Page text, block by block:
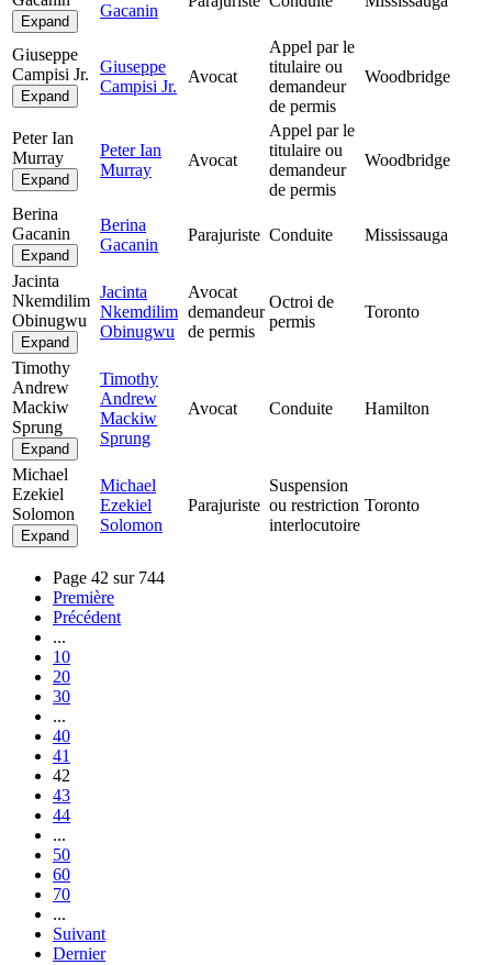
Expand
Gacanin
Giuseppe
Campisi Jr.
Expand
Giuseppe
Campisi Jr.
Avocat
Appel par le
titulaire ou
demandeur
de permis
Woodbridge
Peter Ian
Murray
Expand
Peter Ian
Murray
Avocat
Appel par le
titulaire ou
demandeur
de permis
Woodbridge
Berina
Gacanin
Expand
Berina
Gacanin
Parajuriste Conduite Mississauga
Jacinta
Nkemdilim
Obinugwu
Expand
Jacinta
Nkemdilim
Obinugwu
Avocat
demandeur
de permis
Octroi de
permis
Toronto
Timothy
Andrew
Mackiw
Sprung
Expand
Timothy
Andrew
Mackiw
Sprung
Avocat Conduite Hamilton
Michael
Ezekiel
Solomon
Expand
Michael
Ezekiel
Solomon
Parajuriste
Suspension
ou restriction
interlocutoire
Toronto
Page 42 sur 744
Première
Précédent
...
10
20
30
...
40
41
42
43
44
...
50
60
70
...
Suivant
Dernier